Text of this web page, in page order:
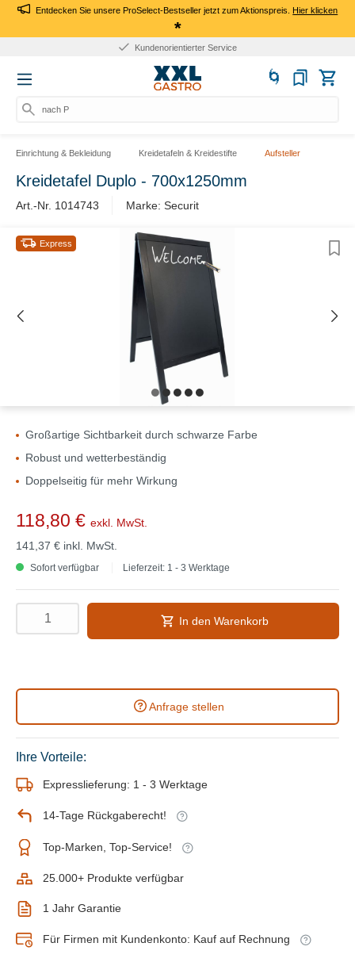
Entdecken Sie unsere ProSelect-Bestseller jetzt zum Aktionspreis.Hier klicken
*
Kundenorientierter Service
nach Pr
Einrichtung & Bekleidung Kreidetafeln & Kreidestifte Aufsteller
Kreidetafel Duplo - 700x1250mm
Art.-Nr. 1014743 Marke: Securit
Express
Großartige Sichtbarkeit durch schwarze Farbe
Robust und wetterbeständig
Doppelseitig für mehr Wirkung
118,80 € exkl. MwSt.
141,37 € inkl. MwSt.
Sofort verfügbar Lieferzeit: 1 - 3 Werktage
In den Warenkorb
Anfrage stellen
Ihre Vorteile:
Expresslieferung: 1 - 3 Werktage
14-Tage Rückgaberecht!
Top-Marken, Top-Service!
25.000+ Produkte verfügbar
1 Jahr Garantie
Für Firmen mit Kundenkonto: Kauf auf Rechnung